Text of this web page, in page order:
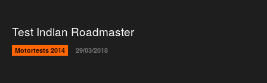
Test Indian Roadmaster
Motortests 2014 29/03/2018